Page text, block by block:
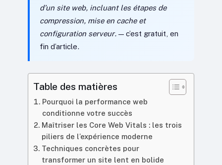
d’un site web, incluant les étapes de
compression, mise en cache et
configuration serveur. — c’est gratuit, en
fin d’article.
Table des matières
Pourquoi la performance web
conditionne votre succès
Maîtriser les Core Web Vitals : les trois
piliers de l’expérience moderne
Techniques concrètes pour
transformer un site lent en bolide